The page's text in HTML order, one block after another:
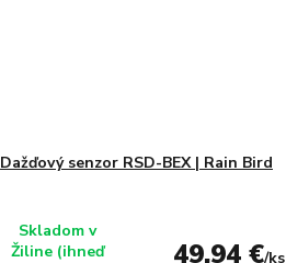
Dažďový senzor RSD-BEX | Rain Bird
49,94 €/ks
Skladom v
Žiline (ihneď